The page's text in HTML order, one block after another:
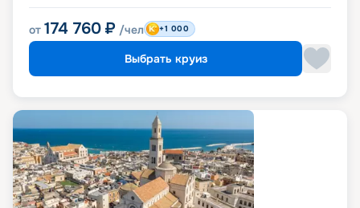
от 174 760 ₽ /чел +1 000
Выбрать круиз